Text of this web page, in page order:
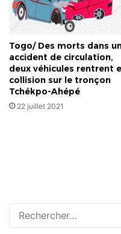
Togo/ Des morts dans
accident de circulation,
deux véhicules rentrent
collision sur le tronçon
Tchékpo-Ahépé
22 juillet 2021